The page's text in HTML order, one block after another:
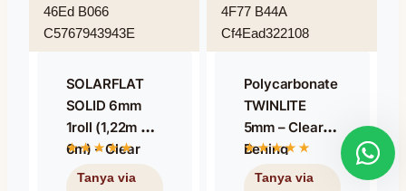
SOLARFLAT
SOLID 6mm
1roll (1,22m X
6m) – Clear
Bening
Polycarbonate
TWINLITE
5mm – Clear
Bening